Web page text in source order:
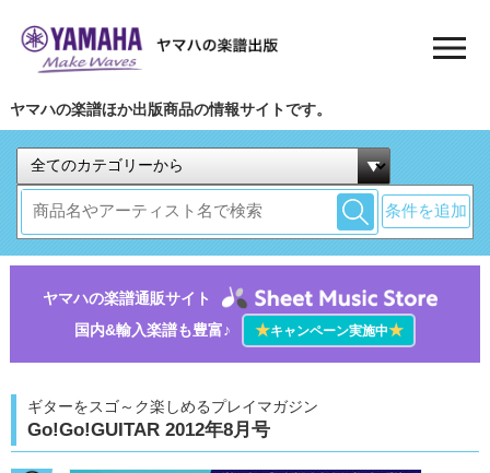
ヤマハの楽譜ほか出版商品の情報サイトです。
条件を追加
ヤマハの楽譜通販サイト
国内&輸入楽譜も豊富♪
★キャンペーン実施中★
ギターをスゴ～ク楽しめるプレイマガジン
Go!Go!GUITAR 2012年8月号